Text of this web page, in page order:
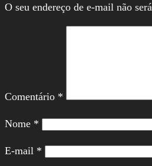
O seu endereço de e-mail não
Comentário *
Nome *
E-mail *